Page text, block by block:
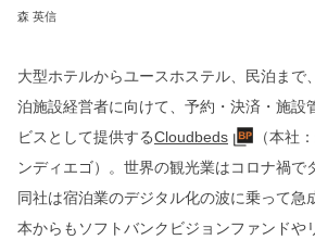
森 英信
大型ホテルからユースホステル、民泊まで
泊施設経営者に向けて、予約・決済・施設
ビスとして提供するCloudbeds
（本社
ンディエゴ）。世界の観光業はコロナ禍で
同社は宿泊業のデジタル化の波に乗って急
本からもソフトバンクビジョンファンドや